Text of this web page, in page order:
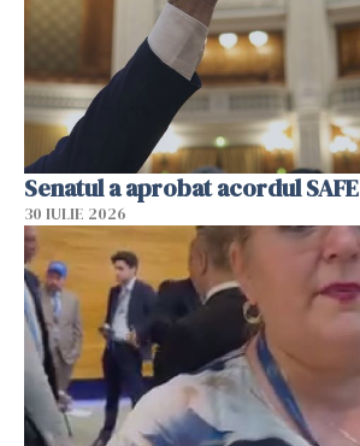
Senatul a aprobat acordul SAFE
30 IULIE 2026